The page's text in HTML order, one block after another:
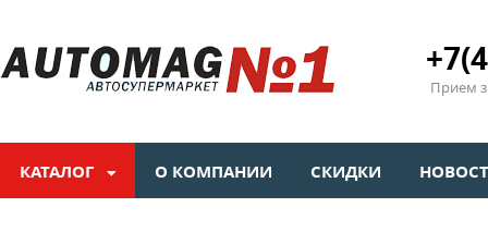
Прием
КАТАЛОГ О КОМПАНИИ СКИДКИ